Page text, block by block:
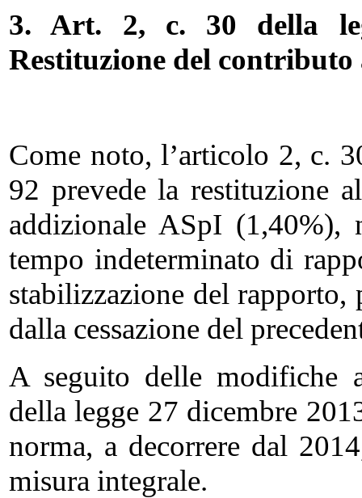
3. Art. 2, c. 30 della
Restituzione del
Come noto, l’articolo 2, c.
92 prevede la restituzione
addizionale ASpI (1,40%),
tempo indeterminato di
stabilizzazione del rapporto,
dalla cessazione del
A seguito delle modifiche
della legge 27 dicembre
norma, a decorrere dal
misura integrale.